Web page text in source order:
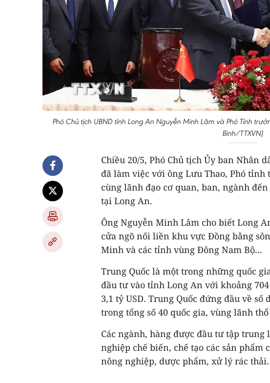
Phó Chủ tịch UBND tỉnh Long An Nguyễn Minh Lâm và Phó Tỉnh
Bình/TTXVN)
Chiều 20/5, Phó Chủ tịch Ủy ban Nhân
đã làm việc với ông Lưu Thao, Phó
cùng lãnh đạo cơ quan, ban, ngành
tại Long An.
Ông Nguyễn Minh Lâm cho biết Long
cửa ngõ nối liền khu vực Đồng bằng
Minh và các tỉnh vùng Đông Nam Bộ...
Trung Quốc là một trong những quốc
đầu tư vào tỉnh Long An với khoảng
3,1 tỷ USD. Trung Quốc đứng đầu về
trong tổng số 40 quốc gia, vùng lãnh
Các ngành, hàng được đầu tư tập trung
nghiệp chế biến, chế tạo các sản phẩm
nông nghiệp, dược phẩm, xử lý rác